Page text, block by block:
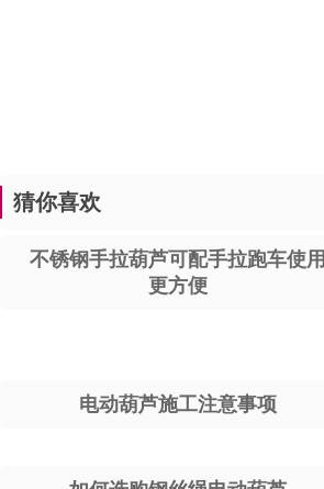
猜你喜欢
不锈钢手拉葫芦可配手拉跑车使用
更方便
电动葫芦施工注意事项